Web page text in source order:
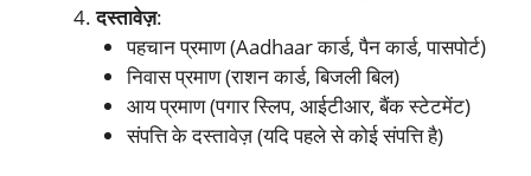
दस्तावेज़:
पहचान प्रमाण (Aadhaar कार्ड, पैन कार्ड, पासपोर्ट)
निवास प्रमाण (राशन कार्ड, बिजली बिल)
आय प्रमाण (पगार स्लिप, आईटीआर, बैंक स्टेटमेंट)
संपत्ति के दस्तावेज़ (यदि पहले से कोई संपत्ति है)